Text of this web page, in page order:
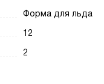
Форма для льда
12
2